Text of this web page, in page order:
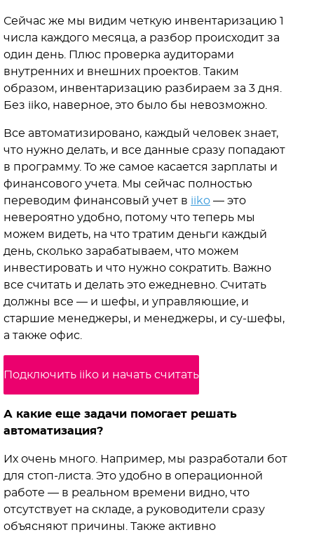
Сейчас же мы видим четкую инвентаризацию 1
числа каждого месяца, а разбор происходит за
один день. Плюс проверка аудиторами
внутренних и внешних проектов. Таким
образом, инвентаризацию разбираем за 3 дня.
Без iiko, наверное, это было бы невозможно.
Все автоматизировано, каждый человек знает,
что нужно делать, и все данные сразу попадают
в программу. То же самое касается зарплаты и
финансового учета. Мы сейчас полностью
переводим финансовый учет в iiko — это
невероятно удобно, потому что теперь мы
можем видеть, на что тратим деньги каждый
день, сколько зарабатываем, что можем
инвестировать и что нужно сократить. Важно
все считать и делать это ежедневно. Считать
должны все — и шефы, и управляющие, и
старшие менеджеры, и менеджеры, и су-шефы,
а также офис.
Подключить iiko и начать считать
А какие еще задачи помогает решать
автоматизация?
Их очень много. Например, мы разработали бот
для стоп-листа. Это удобно в операционной
работе — в реальном времени видно, что
отсутствует на складе, а руководители сразу
объясняют причины. Также активно